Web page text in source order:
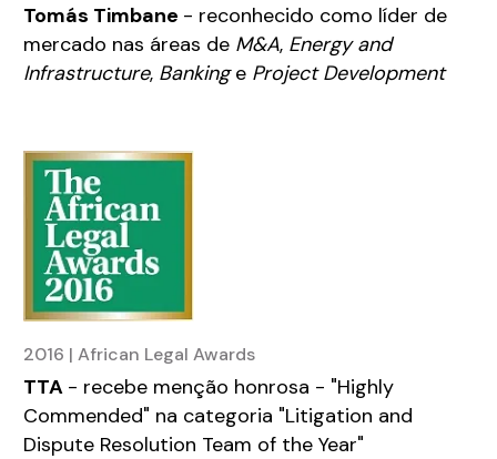
Tomás Timbane - reconhecido como líder de
mercado nas áreas de M&A, Energy and
Infrastructure, Bankinge Project Development
2016 | African Legal Awards
TTA - recebe menção honrosa - "Highly
Commended" na categoria "Litigation and
Dispute Resolution Team of the Year"